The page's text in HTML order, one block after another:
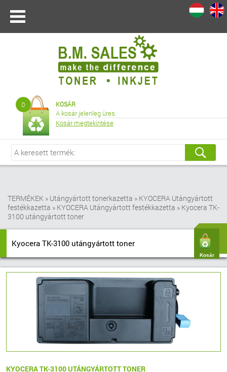
Kosár
0 KOSÁR
A kosár jelenleg üres.
Kosár megtekintése
TERMÉKEK » Utángyártott tonerkazetta » KYOCERA Utángyártott
festékkazetta » KYOCERA Utángyártott festékkazetta » Kyocera TK-
3100 utángyártott toner
Kyocera TK-3100 utángyártott toner
KYOCERA TK-3100 UTÁNGYÁRTOTT TONER